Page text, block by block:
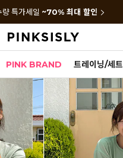
량 특가세일 ~70% 최대 할인
PINK BRAND 트레이닝/세트